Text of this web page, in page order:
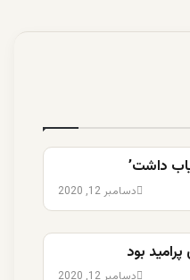
داشت’
دسامبر 12, 2020
بود
دسامبر 12, 2020